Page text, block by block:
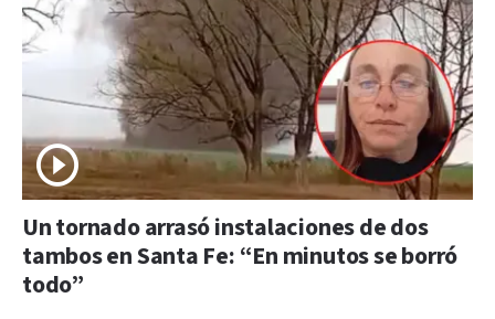
Un tornado arrasó instalaciones de dos
tambos en Santa Fe: “En minutos se borró
todo”